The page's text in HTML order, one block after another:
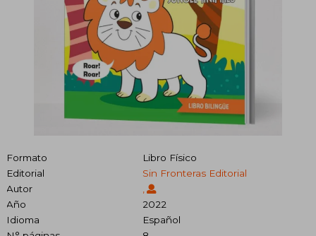
Formato
Libro Físico
Editorial
Sin Fronteras Editorial
Autor
,
Año
2022
Idioma
Español